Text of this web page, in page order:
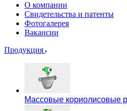
О компании
Свидетельства и патенты
Фотогалерея
Вакансии
Продукция
Массовые кориолисовые